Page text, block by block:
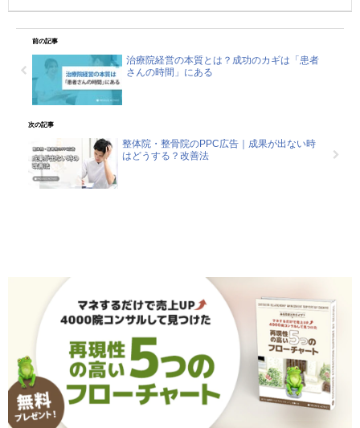
前の記事
治療院経営の本質とは？成功のカギは「患者
さんの時間」にある
次の記事
整体院・整骨院のPPC広告｜成果が出ない時
はどうする？改善法